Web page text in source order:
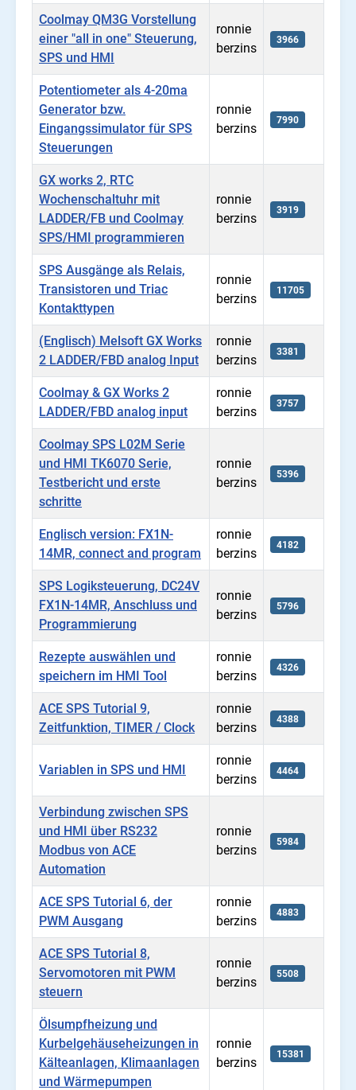
Coolmay QM3G Vorstellung
einer "all in one" Steuerung,
SPS und HMI
ronnie
berzins
3966
Potentiometer als 4-20ma
Generator bzw.
Eingangssimulator für SPS
Steuerungen
ronnie
berzins
7990
GX works 2, RTC
Wochenschaltuhr mit
LADDER/FB und Coolmay
SPS/HMI programmieren
ronnie
berzins
3919
SPS Ausgänge als Relais,
Transistoren und Triac
Kontakttypen
ronnie
berzins
11705
(Englisch) Melsoft GX Works
2 LADDER/FBD analog Input
ronnie
berzins
3381
Coolmay & GX Works 2
LADDER/FBD analog input
ronnie
berzins
3757
Coolmay SPS L02M Serie
und HMI TK6070 Serie,
Testbericht und erste
schritte
ronnie
berzins
5396
Englisch version: FX1N-
14MR, connect and program
ronnie
berzins
4182
SPS Logiksteuerung, DC24V
FX1N-14MR, Anschluss und
Programmierung
ronnie
berzins
5796
Rezepte auswählen und
speichern im HMI Tool
ronnie
berzins
4326
ACE SPS Tutorial 9,
Zeitfunktion, TIMER / Clock
ronnie
berzins
4388
Variablen in SPS und HMI
ronnie
berzins
4464
Verbindung zwischen SPS
und HMI über RS232
Modbus von ACE
Automation
ronnie
berzins
5984
ACE SPS Tutorial 6, der
PWM Ausgang
ronnie
berzins
4883
ACE SPS Tutorial 8,
Servomotoren mit PWM
steuern
ronnie
berzins
5508
Ölsumpfheizung und
Kurbelgehäuseheizungen in
Kälteanlagen, Klimaanlagen
und Wärmepumpen
ronnie
berzins
15381